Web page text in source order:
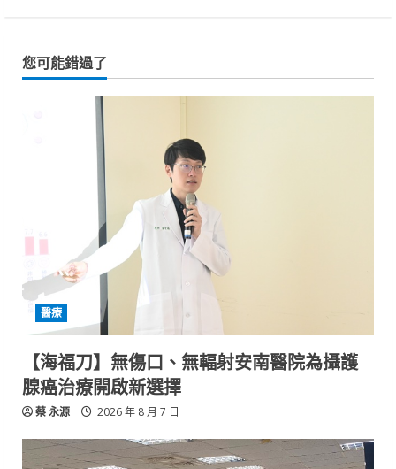
您可能錯過了
醫療
【海福刀】無傷口、無輻射安南醫院為攝護
腺癌治療開啟新選擇
蔡 永源 2026 年 8 月 7 日